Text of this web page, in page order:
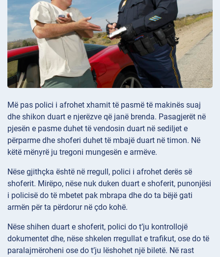
Më pas polici i afrohet xhamit të pasmë të makinës suaj
dhe shikon duart e njerëzve që janë brenda. Pasagjerët në
pjesën e pasme duhet të vendosin duart në sediljet e
përparme dhe shoferi duhet të mbajë duart në timon. Në
këtë mënyrë ju tregoni mungesën e armëve.
Nëse gjithçka është në rregull, polici i afrohet derës së
shoferit. Mirëpo, nëse nuk duken duart e shoferit, punonjësi
i policisë do të mbetet pak mbrapa dhe do ta bëjë gati
armën për ta përdorur në çdo kohë.
Nëse shihen duart e shoferit, polici do t’ju kontrollojë
dokumentet dhe, nëse shkelen rregullat e trafikut, ose do të
paralajmëroheni ose do t’ju lëshohet një biletë. Në rast